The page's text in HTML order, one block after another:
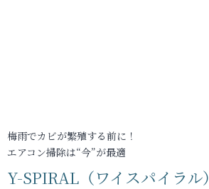
梅雨でカビが繁殖する前に！
エアコン掃除は“今”が最適
Y-SPIRAL（ワイスパイラル）